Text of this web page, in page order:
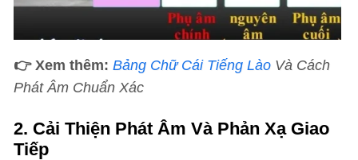
👉 Xem thêm: Bảng Chữ Cái Tiếng Lào Và Cách
Phát Âm Chuẩn Xác
2. Cải Thiện Phát Âm Và Phản Xạ Giao
Tiếp